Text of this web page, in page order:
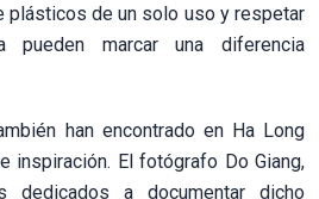
plásticos de un solo uso y respetar
marcar una diferencia
han encontrado en Ha Long
inspiración. El fotógrafo Do Giang,
a documentar dicho